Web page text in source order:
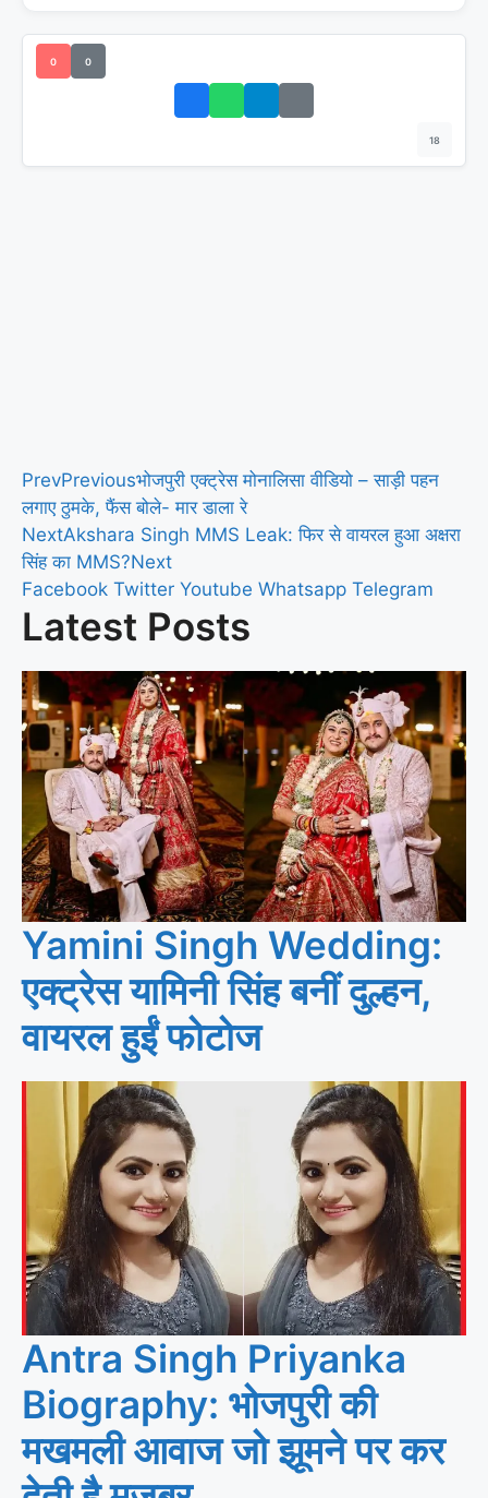
0 0
18
PrevPreviousभोजपुरी एक्ट्रेस मोनालिसा वीडियो – साड़ी पहन
लगाए ठुमके, फैंस बोले- मार डाला रे
NextAkshara Singh MMS Leak: फिर से वायरल हुआ अक्षरा
सिंह का MMS?Next
Facebook Twitter Youtube Whatsapp Telegram
Latest Posts
Yamini Singh Wedding:
एक्ट्रेस यामिनी सिंह बनीं दुल्हन,
वायरल हुईं फोटोज
Antra Singh Priyanka
Biography: भोजपुरी की
मखमली आवाज जो झूमने पर कर